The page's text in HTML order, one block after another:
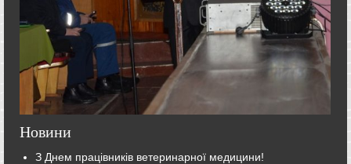
Новини
З Днем працівників ветеринарної медицини!